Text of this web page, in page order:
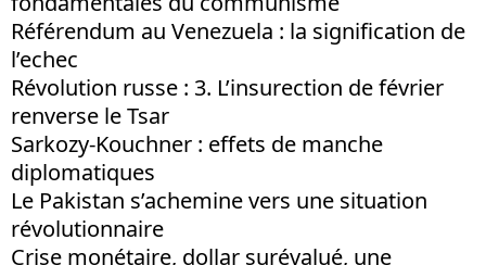
Référendum au Venezuela : la signification de
l’echec
Révolution russe : 3. L’insurection de février
renverse le Tsar
Sarkozy-Kouchner : effets de manche
diplomatiques
Le Pakistan s’achemine vers une situation
révolutionnaire
Crise monétaire, dollar surévalué, une